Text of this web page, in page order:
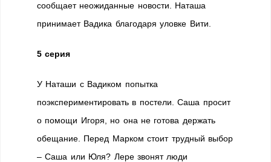
сообщает неожиданные новости. Наташа
принимает Вадика благодаря уловке Вити.
5 серия
У Наташи с Вадиком попытка
поэкспериментировать в постели. Саша просит
о помощи Игоря, но она не готова держать
обещание. Перед Марком стоит трудный выбор
– Саша или Юля? Лере звонят люди